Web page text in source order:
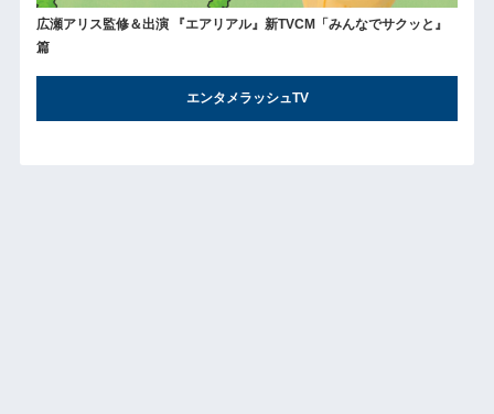
広瀬アリス監修＆出演 『エアリアル』新TVCM「みんなでサクッと』
篇
エンタメラッシュTV